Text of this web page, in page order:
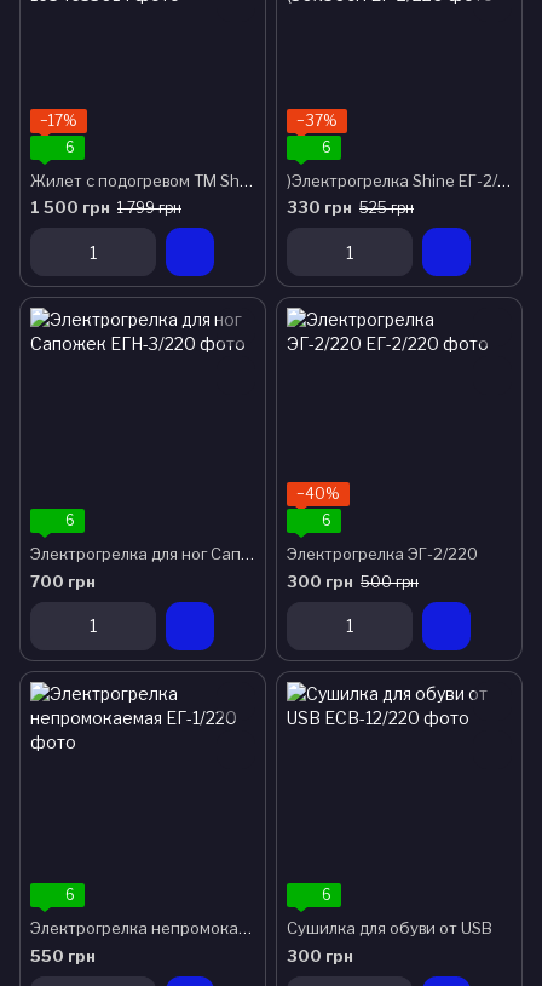
−17%
6
Жилет с подогревом TM Shine синий размер л шайн
1 500 грн 1 799 грн
−37%
6
)Электрогрелка Shine ЕГ-2/220 непромокаемая (30х50см
330 грн 525 грн
6
Электрогрелка для ног Сапожек
700 грн
−40%
6
Электрогрелка ЭГ-2/220
300 грн 500 грн
6
Электрогрелка непромокаемая
550 грн
6
Сушилка для обуви от USB
300 грн